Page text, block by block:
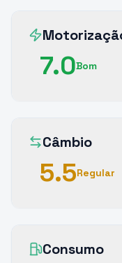
7.0Bom
Câmbio
5.5Regular
Consumo